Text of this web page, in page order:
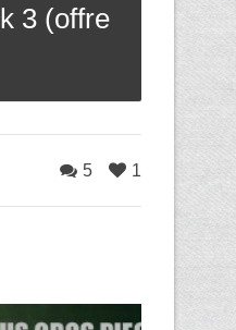
3 (offre
1
5